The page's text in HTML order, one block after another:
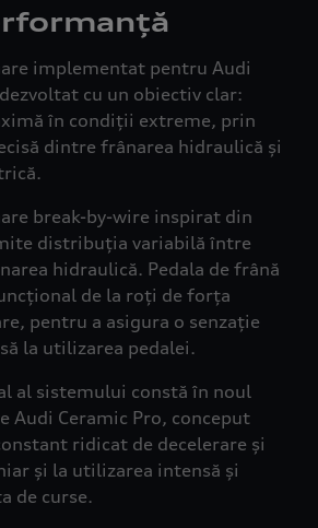
implementat pentru Audi
cu un obiectiv clar:
în condiții extreme, prin
dintre frânarea hidraulică și
break-by-wire inspirat din
distribuția variabilă între
hidraulică. Pedala de frână
de la roți de forța
pentru a asigura o senzație
la utilizarea pedalei.
al sistemului constă în noul
Audi Ceramic Pro, conceput
ridicat de decelerare și
și la utilizarea intensă și
de curse.